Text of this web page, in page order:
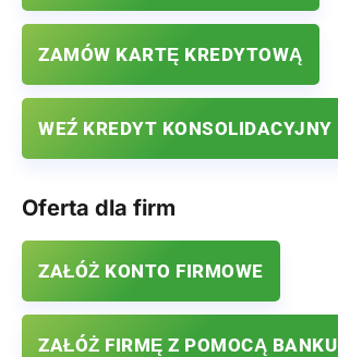
ZAMÓW KARTĘ KREDYTOWĄ
WEŹ KREDYT KONSOLIDACYJNY
Oferta dla firm
ZAŁÓŻ KONTO FIRMOWE
ZAŁÓŻ FIRMĘ Z POMOCĄ BANKU